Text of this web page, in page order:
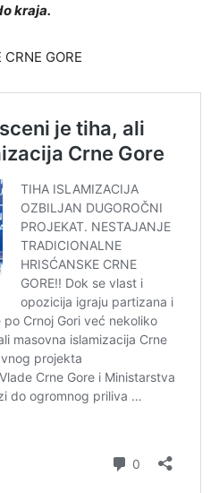
kraja.
GORE